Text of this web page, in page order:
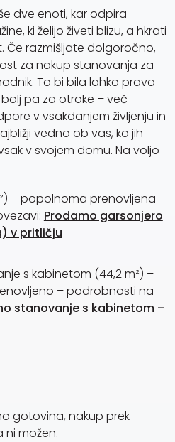
dve enoti, kar odpira
ki želijo živeti blizu, a hkrati
Če razmišljate dolgoročno,
za nakup stanovanja za
To bi bila lahko prava
pa za otroke – več
v vsakdanjem življenju in
vedno ob vas, ko jih
v svojem domu. Na voljo
– popolnoma prenovljena –
Prodamo garsonjero
v pritličju
s kabinetom (44,2 m²) –
– podrobnosti na
stanovanje s kabinetom –
gotovina, nakup prek
možen.